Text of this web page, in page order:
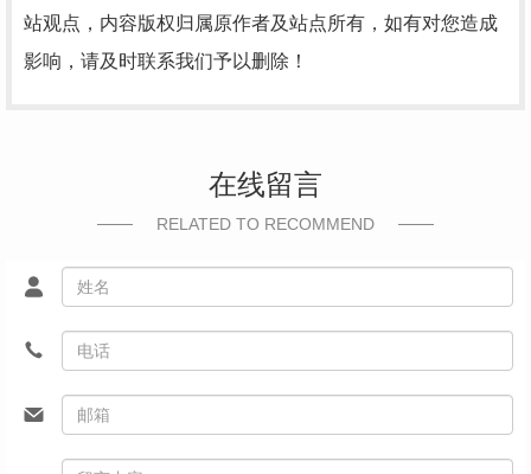
站观点，内容版权归属原作者及站点所有，如有对您造成
影响，请及时联系我们予以删除！
在线留言
RELATED TO RECOMMEND